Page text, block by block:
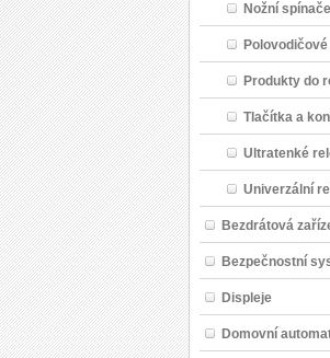
Nožní spínače
Produkty do
Tlačítka a
Ultratenké
Univerzální
Bezdrátová
Bezpečnostní
Displeje
Domovní